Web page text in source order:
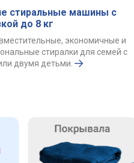
стиральные машины с
до 8 кг
экономичные и
стиралки для семей с
двумя детьми.